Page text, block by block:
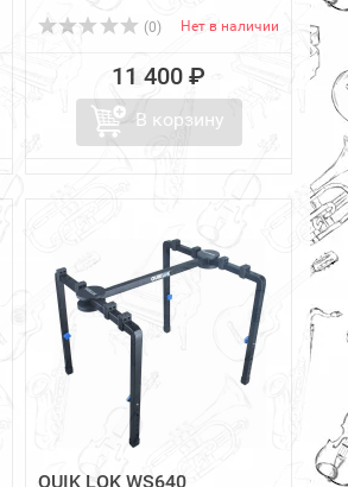
(0) Нет в наличии
11 400 ₽
В корзину
QUIK LOK WS640